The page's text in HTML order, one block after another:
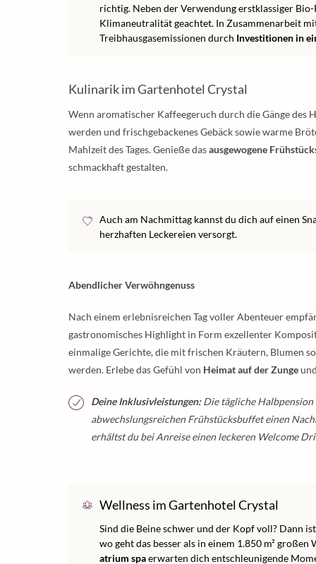
richtig. Neben der Verwendung erstklassiger
Klimaneutralität geachtet. In Zusammenarbeit
Treibhausgasemissionen durch Investitionen in
Kulinarik im Gartenhotel Crystal
Wenn aromatischer Kaffeegeruch durch die Gänge des
werden und frischgebackenes Gebäck sowie warme
Mahlzeit des Tages. Genieße dasausgewogene
schmackhaft gestalten.
Auch am Nachmittag kannst du dich auf einen
herzhaften Leckereien versorgt.
Abendlicher Verwöhngenuss
Nach einem erlebnisreichen Tag voller Abenteuer
gastronomisches Highlight in Form exzellenter
einmalige Gerichte, die mit frischen Kräutern, Blumen
werden. Erlebe das Gefühl von Heimat auf der Zunge
Deine Inklusivleistungen:Die tägliche Halbpension
abwechslungsreichen Frühstücksbuffet einen
erhältst du bei Anreise einen leckeren Welcome
Wellness im Gartenhotel Crystal
Sind die Beine schwer und der Kopf voll? Dann
wo geht das besser als in einem 1.850 m² großen
atrium spaerwarten dich entschleunigende